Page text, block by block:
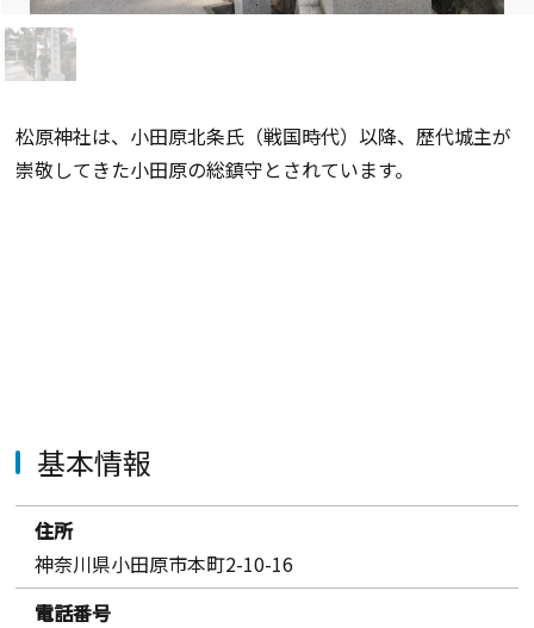
松原神社は、小田原北条氏（戦国時代）以降、歴代城主が
崇敬してきた小田原の総鎮守とされています。
基本情報
住所
神奈川県小田原市本町2-10-16
電話番号